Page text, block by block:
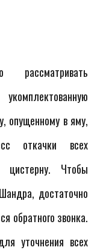
опущенному в яму,
откачки всех
Чтобы
достаточно
обратного звонка.
уточнения всех